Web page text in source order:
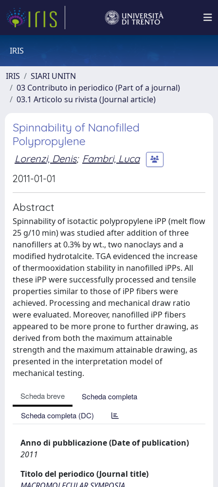
IRIS
IRIS
SIARI UNITN
03 Contributo in periodico (Part of a journal)
03.1 Articolo su rivista (Journal article)
Spinnability of Nanofilled
Polypropylene
Lorenzi, Denis; Fambri, Luca
2011-01-01
Abstract
Spinnability of isotactic polypropylene iPP (melt flow
25 g/10 min) was studied after addition of three
nanofillers at 0.3% by wt., two nanoclays and a
modified hydrotalcite. TGA evidenced the increase
of thermooxidation stability in nanofilled iPPs. All
these iPP were successfully processed and tensile
properties similar to those of iPP fibers were
achieved. Processing and mechanical draw ratio
were evaluated. Moreover, nanofilled iPP fibers
appeared to be more prone to further drawing, as
derived from both the maximum attainable
strength and the maximum attainable drawing, as
presented in the interpretation model of
mechanical testing.
Scheda breve
Scheda completa
Scheda completa (DC)
Anno di pubblicazione (Date of publication)
2011
Titolo del periodico (Journal title)